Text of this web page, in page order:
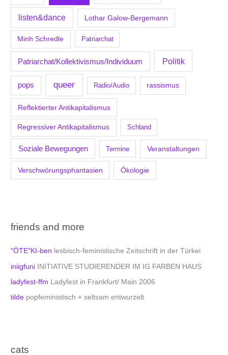
listen&dance Lothar Galow-Bergemann
Minh Schredle Patriarchat
Patriarchat/Kollektivismus/Individuum Politik
pops queer Radio/Audio rassismus
Reflektierter Antikapitalismus
Regressiver Antikapitalismus Schland
Soziale Bewegungen Termine Veranstaltungen
Verschwörungsphantasien Ökologie
friends and more
"ÖTE"KI-ben lesbisch-feministische Zeitschrift in der Türkei
iniigfuni INITIATIVE STUDIERENDER IM IG FARBEN HAUS
ladyfest-ffm Ladyfest in Frankfurt/ Main 2006
tilde popfeministisch + seltsam entwurzelt
cats